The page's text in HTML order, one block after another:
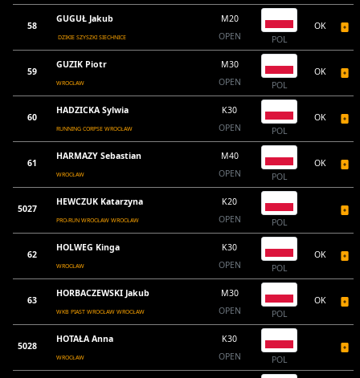
58
GUGUŁ Jakub
DZIKIE SZYSZKI SIECHNICE
M20
OPEN
POL
OK
59
GUZIK Piotr
WROCŁAW
M30
OPEN
POL
OK
60
HADZICKA Sylwia
RUNNING CORPSE WROCŁAW
K30
OPEN
POL
OK
61
HARMAZY Sebastian
WROCŁAW
M40
OPEN
POL
OK
5027
HEWCZUK Katarzyna
PRO-RUN WROCŁAW WROCŁAW
K20
OPEN
POL
62
HOLWEG Kinga
WROCŁAW
K30
OPEN
POL
OK
63
HORBACZEWSKI Jakub
WKB PIAST WROCŁAW WROCŁAW
M30
OPEN
POL
OK
5028
HOTAŁA Anna
WROCŁAW
K30
OPEN
POL